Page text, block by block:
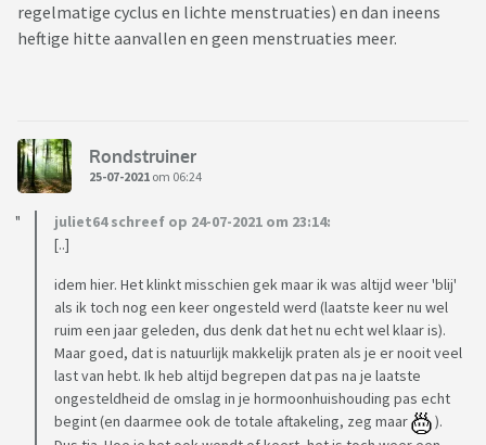
regelmatige cyclus en lichte menstruaties) en dan ineens
heftige hitte aanvallen en geen menstruaties meer.
Rondstruiner
25-07-2021 om 06:24
juliet64 schreef op 24-07-2021 om 23:14:
[..]
idem hier. Het klinkt misschien gek maar ik was altijd weer 'blij'
als ik toch nog een keer ongesteld werd (laatste keer nu wel
ruim een jaar geleden, dus denk dat het nu echt wel klaar is).
Maar goed, dat is natuurlijk makkelijk praten als je er nooit veel
last van hebt. Ik heb altijd begrepen dat pas na je laatste
ongesteldheid de omslag in je hormoonhuishouding pas echt
begint (en daarmee ook de totale aftakeling, zeg maar
).